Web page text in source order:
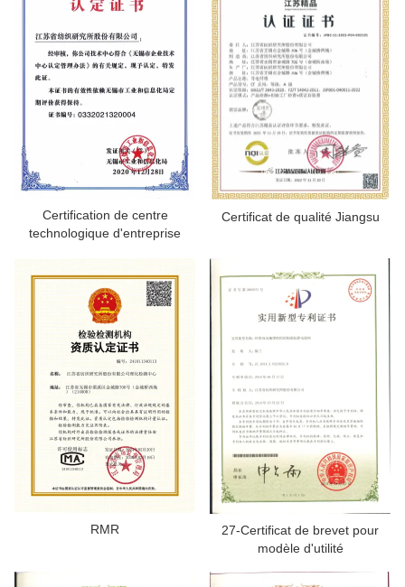
Certification de centre
technologique d'entreprise
Certificat de qualité Jiangsu
RMR
27-Certificat de brevet pour
modèle d'utilité